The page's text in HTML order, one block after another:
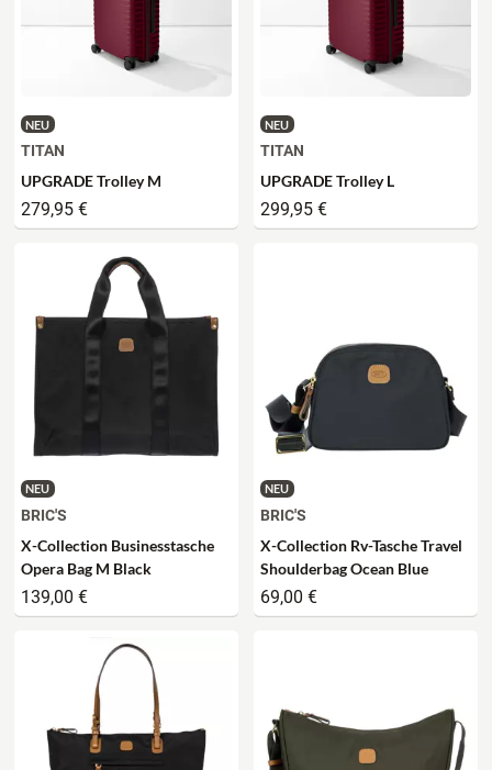
NEU
TITAN
UPGRADE Trolley M
279,95 €
NEU
TITAN
UPGRADE Trolley L
299,95 €
NEU
BRIC'S
X-Collection Businesstasche
Opera Bag M Black
139,00 €
NEU
BRIC'S
X-Collection Rv-Tasche Travel
Shoulderbag Ocean Blue
69,00 €